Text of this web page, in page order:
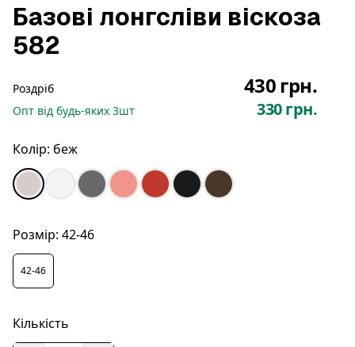
Базові лонгсліви віскоза
582
Роздріб 430 грн.
Опт від будь-яких 3шт 330 грн.
Колір: беж
Розмір: 42-46
42-46
Кількість